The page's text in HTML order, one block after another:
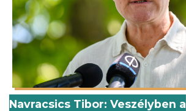
Navracsics Tibor: Veszélyben a